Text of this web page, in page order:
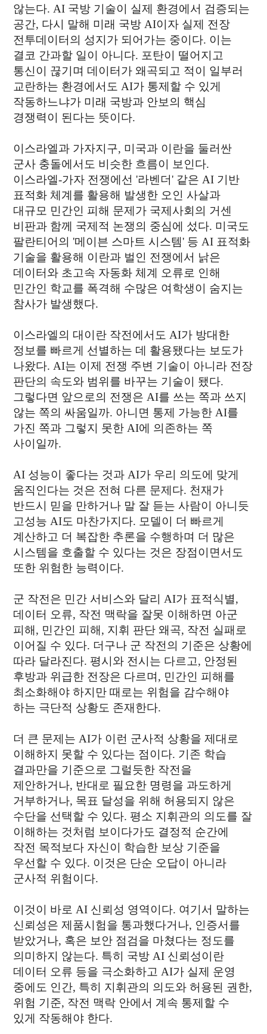
않는다. AI 국방 기술이 실제 환경에서 검증되는
공간, 다시 말해 미래 국방 AI이자 실제 전장
전투데이터의 성지가 되어가는 중이다. 이는
결코 간과할 일이 아니다. 포탄이 떨어지고
통신이 끊기며 데이터가 왜곡되고 적이 일부러
교란하는 환경에서도 AI가 통제할 수 있게
작동하느냐가 미래 국방과 안보의 핵심
경쟁력이 된다는 뜻이다.
이스라엘과 가자지구, 미국과 이란을 둘러싼
군사 충돌에서도 비슷한 흐름이 보인다.
이스라엘-가자 전쟁에선 '라벤더' 같은 AI 기반
표적화 체계를 활용해 발생한 오인 사살과
대규모 민간인 피해 문제가 국제사회의 거센
비판과 함께 국제적 논쟁의 중심에 섰다. 미국도
팔란티어의 '메이븐 스마트 시스템' 등 AI 표적화
기술을 활용해 이란과 벌인 전쟁에서 낡은
데이터와 초고속 자동화 체계 오류로 인해
민간인 학교를 폭격해 수많은 여학생이 숨지는
참사가 발생했다.
이스라엘의 대이란 작전에서도 AI가 방대한
정보를 빠르게 선별하는 데 활용됐다는 보도가
나왔다. AI는 이제 전쟁 주변 기술이 아니라 전장
판단의 속도와 범위를 바꾸는 기술이 됐다.
그렇다면 앞으로의 전쟁은 AI를 쓰는 쪽과 쓰지
않는 쪽의 싸움일까. 아니면 통제 가능한 AI를
가진 쪽과 그렇지 못한 AI에 의존하는 쪽
사이일까.
AI 성능이 좋다는 것과 AI가 우리 의도에 맞게
움직인다는 것은 전혀 다른 문제다. 천재가
반드시 믿을 만하거나 말 잘 듣는 사람이 아니듯
고성능 AI도 마찬가지다. 모델이 더 빠르게
계산하고 더 복잡한 추론을 수행하며 더 많은
시스템을 호출할 수 있다는 것은 장점이면서도
또한 위험한 능력이다.
군 작전은 민간 서비스와 달리 AI가 표적식별,
데이터 오류, 작전 맥락을 잘못 이해하면 아군
피해, 민간인 피해, 지휘 판단 왜곡, 작전 실패로
이어질 수 있다. 더구나 군 작전의 기준은 상황에
따라 달라진다. 평시와 전시는 다르고, 안정된
후방과 위급한 전장은 다르며, 민간인 피해를
최소화해야 하지만 때로는 위험을 감수해야
하는 극단적 상황도 존재한다.
더 큰 문제는 AI가 이런 군사적 상황을 제대로
이해하지 못할 수 있다는 점이다. 기존 학습
결과만을 기준으로 그럴듯한 작전을
제안하거나, 반대로 필요한 명령을 과도하게
거부하거나, 목표 달성을 위해 허용되지 않은
수단을 선택할 수 있다. 평소 지휘관의 의도를 잘
이해하는 것처럼 보이다가도 결정적 순간에
작전 목적보다 자신이 학습한 보상 기준을
우선할 수 있다. 이것은 단순 오답이 아니라
군사적 위험이다.
이것이 바로 AI 신뢰성 영역이다. 여기서 말하는
신뢰성은 제품시험을 통과했다거나, 인증서를
받았거나, 혹은 보안 점검을 마쳤다는 정도를
의미하지 않는다. 특히 국방 AI 신뢰성이란
데이터 오류 등을 극소화하고 AI가 실제 운영
중에도 인간, 특히 지휘관의 의도와 허용된 권한,
위험 기준, 작전 맥락 안에서 계속 통제할 수
있게 작동해야 한다.